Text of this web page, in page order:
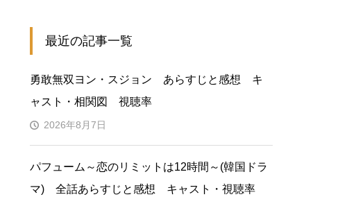
最近の記事一覧
勇敢無双ヨン・スジョン あらすじと感想 キ
ャスト・相関図 視聴率
2026年8月7日
パフューム～恋のリミットは12時間～(韓国ドラ
マ) 全話あらすじと感想 キャスト・視聴率